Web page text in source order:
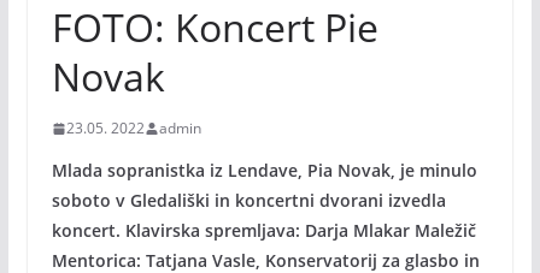
FOTO: Koncert Pie
Novak
23.05. 2022 admin
Mlada sopranistka iz Lendave, Pia Novak, je minulo
soboto v Gledališki in koncertni dvorani izvedla
koncert. Klavirska spremljava: Darja Mlakar Maležič
Mentorica: Tatjana Vasle, Konservatorij za glasbo in